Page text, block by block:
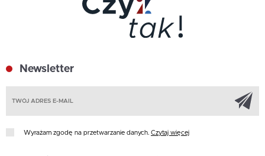
Newsletter
Wyrażam zgodę na przetwarzanie danych. Czytaj więcej